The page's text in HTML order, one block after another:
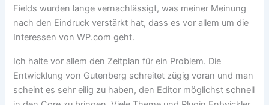
Fields wurden lange vernachlässigt, was meiner Meinung
nach den Eindruck verstärkt hat, dass es vor allem um die
Interessen von WP.com geht.
Ich halte vor allem den Zeitplan für ein Problem. Die
Entwicklung von Gutenberg schreitet zügig voran und man
scheint es sehr eilig zu haben, den Editor möglichst schnell